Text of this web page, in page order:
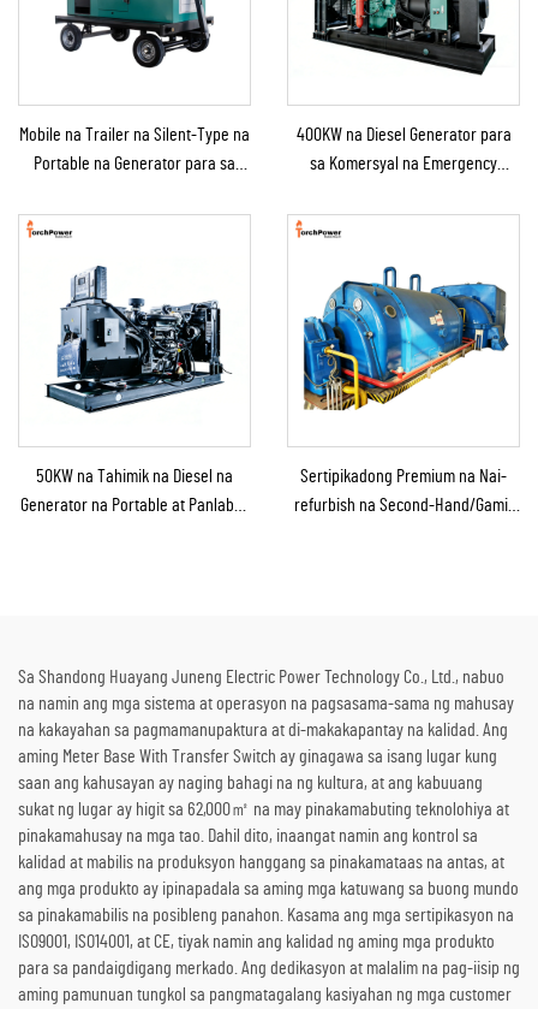
Mobile na Trailer na Silent-Type na
Portable na Generator para sa
400KW na Diesel Generator para
sa Komersyal na Emergency
Suplay ng Kuryente
50KW na Tahimik na Diesel na
Generator na Portable at Panlabas
Sertipikadong Premium na Nai-
refurbish na Second-Hand/Gamit
Sa Shandong Huayang Juneng Electric Power Technology Co., Ltd., nabuo
na namin ang mga sistema at operasyon na pagsasama-sama ng mahusay
na kakayahan sa pagmamanupaktura at di-makakapantay na kalidad. Ang
aming Meter Base With Transfer Switch ay ginagawa sa isang lugar kung
saan ang kahusayan ay naging bahagi na ng kultura, at ang kabuuang
sukat ng lugar ay higit sa 62,000㎡ na may pinakamabuting teknolohiya at
pinakamahusay na mga tao. Dahil dito, inaangat namin ang kontrol sa
kalidad at mabilis na produksyon hanggang sa pinakamataas na antas, at
ang mga produkto ay ipinapadala sa aming mga katuwang sa buong mundo
sa pinakamabilis na posibleng panahon. Kasama ang mga sertipikasyon na
ISO9001, ISO14001, at CE, tiyak namin ang kalidad ng aming mga produkto
para sa pandaigdigang merkado. Ang dedikasyon at malalim na pag-iisip ng
aming pamunuan tungkol sa pangmatagalang kasiyahan ng mga customer